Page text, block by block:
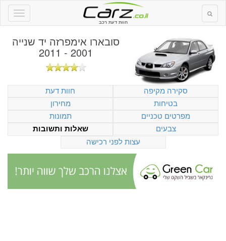
חוות דעת רכב
סובארו אימפרזה יד שנייה
2001 - 2011
סקירה מקיפה
חוות דעת
בטיחות
מחירון
מפרטים טכניים
תמונות
צבעים
שאלות ותשובות
עצות לפני רכישה